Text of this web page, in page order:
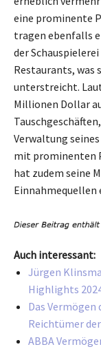
eine prominente
tragen ebenfalls
der
Restaurants, was
unterstreicht.
Millionen Dollar
Verwaltung
mit prominenten
hat zudem seine
Einnahmequellen
Auch interessant:
Jürgen
Highlights
Das Vermögen
Reichtümer
ABBA